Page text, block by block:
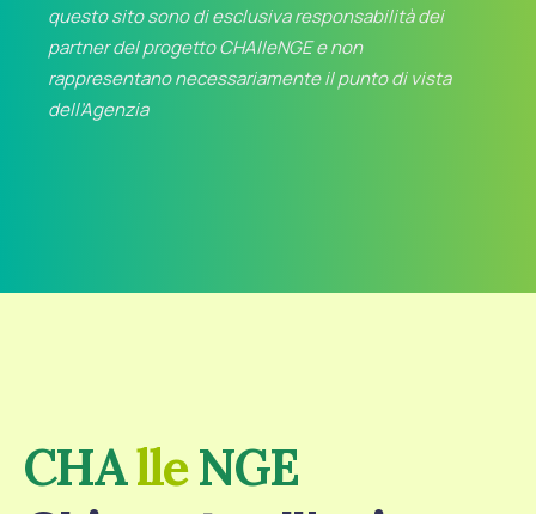
questo sito sono di esclusiva responsabilità dei
partner del progetto CHAlleNGE e non
rappresentano necessariamente il punto di vista
dell’Agenzia
CHAlleNGE